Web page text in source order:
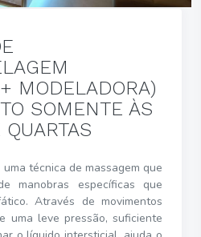
MODELADORA)
SOMENTE ÀS
técnica de massagem que
manobras específicas que
Através de movimentos
uma leve pressão, suficiente